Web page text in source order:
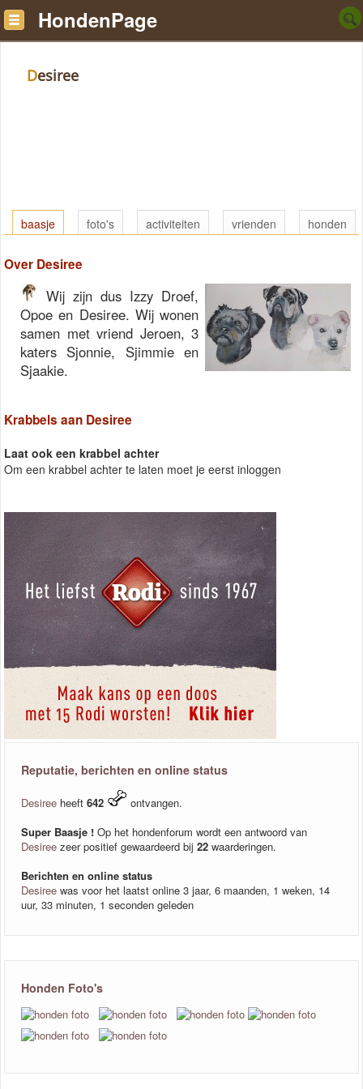
HondenPage
Desiree
baasje foto's activiteiten vrienden honden
Over Desiree
Wij zijn dus Izzy Droef,
Opoe en Desiree. Wij wonen
samen met vriend Jeroen, 3
katers Sjonnie, Sjimmie en
Sjaakie.
Krabbels aan Desiree
Laat ook een krabbel achter
Om een krabbel achter te laten moet je eerst inloggen
Reputatie, berichten en online status
Desiree heeft 642
ontvangen.
Super Baasje ! Op het hondenforum wordt een antwoord van
Desiree zeer positief gewaardeerd bij 22 waarderingen.
Berichten en online status
Desiree was voor het laatst online 3 jaar, 6 maanden, 1 weken, 14
uur, 33 minuten, 1 seconden geleden
Honden Foto's